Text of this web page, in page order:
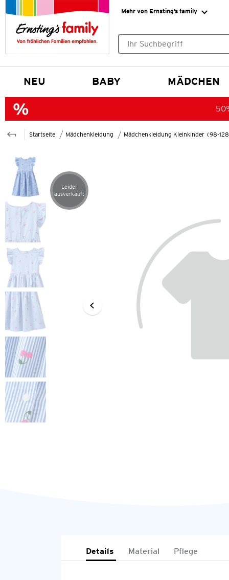
Mehr von Ernsting’s family
NEU BABY MÄDCHEN
Startseite Mädchenkleidung Mädchenkleidung Kleinkinder (98-
Artikel leider ausverkauft
Leider
ausverkauft
Details Material Pflege